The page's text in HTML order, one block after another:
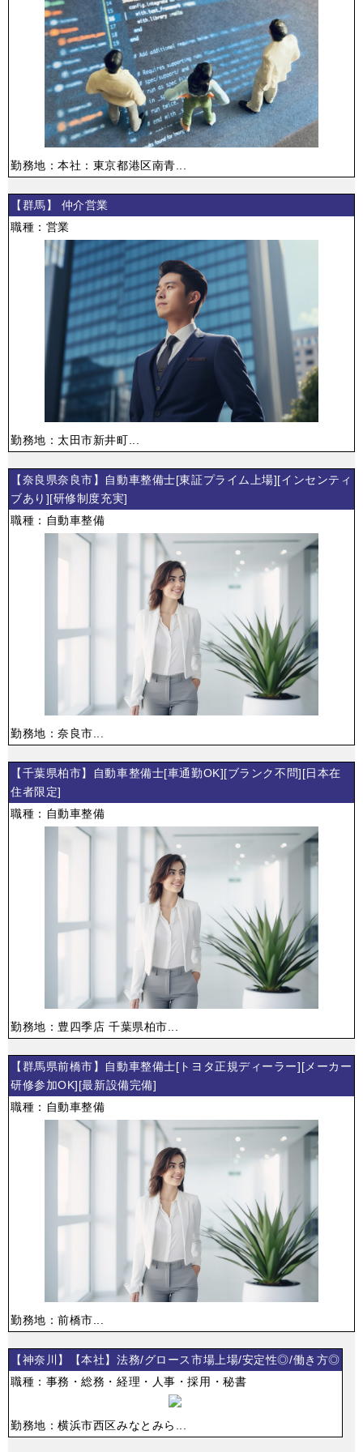
勤務地：本社：東京都港区南青...
【群馬】 仲介営業
職種：営業
勤務地：太田市新井町...
【奈良県奈良市】自動車整備士[東証プライム上場][インセンティ
ブあり][研修制度充実]
職種：自動車整備
勤務地：奈良市...
【千葉県柏市】自動車整備士[車通勤OK][ブランク不問][日本在
住者限定]
職種：自動車整備
勤務地：豊四季店 千葉県柏市...
【群馬県前橋市】自動車整備士[トヨタ正規ディーラー][メーカー
研修参加OK][最新設備完備]
職種：自動車整備
勤務地：前橋市...
【神奈川】【本社】法務/グロース市場上場/安定性◎/働き方◎
職種：事務・総務・経理・人事・採用・秘書
勤務地：横浜市西区みなとみら...